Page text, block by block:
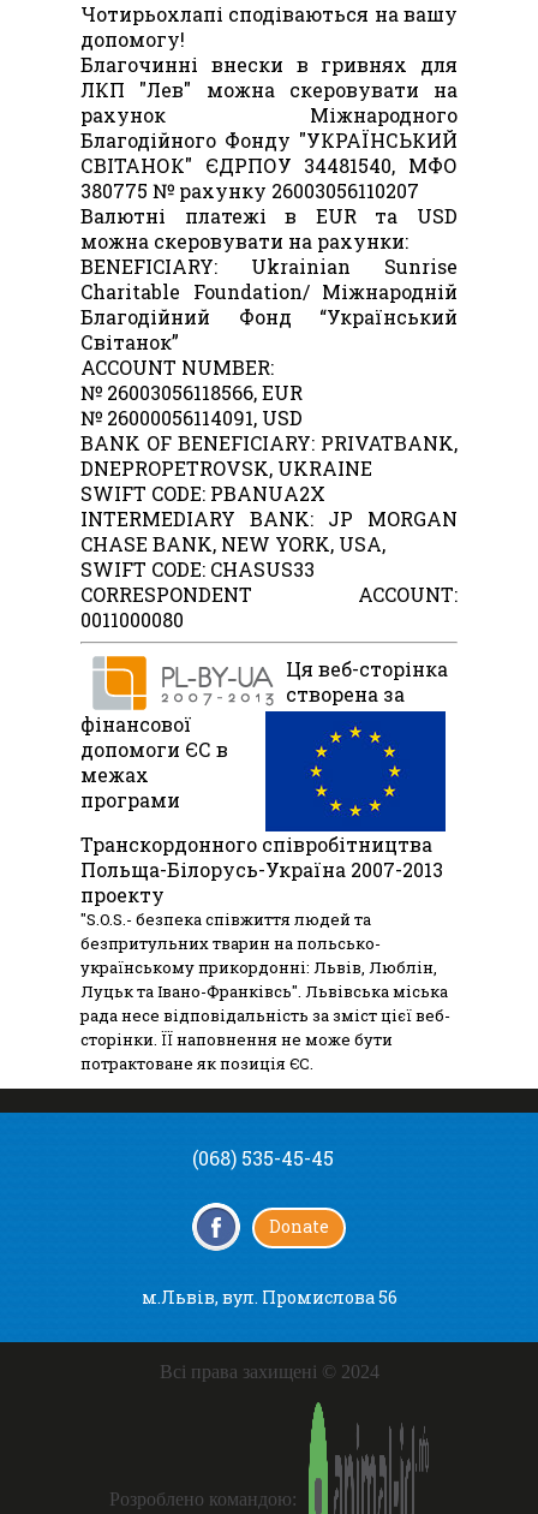
Чотирьохлапі сподіваються на вашу
допомогу!
Благочинні внески в гривнях для
ЛКП "Лев" можна скеровувати на
рахунок Міжнародного
Благодійного Фонду "УКРАЇНСЬКИЙ
СВІТАНОК" ЄДРПОУ 34481540, МФО
380775 № рахунку 26003056110207
Валютні платежі в ЕUR та USD
можна скеровувати на рахунки:
BENEFICIARY: Ukrainian Sunrise
Charitable Foundation/ Міжнародній
Благодійний Фонд “Український
Світанок”
ACCOUNT NUMBER:
№ 26003056118566, ЕUR
№ 26000056114091, USD
BANK OF BENEFICIARY: PRIVATBANK,
DNEPROPETROVSK, UKRAINE
SWIFT CODE: PBANUA2X
INTERMEDIARY BANK: JP MORGAN
CHASE BANK, NEW YORK, USA,
SWIFT CODE: CHASUS33
CORRESPONDENT ACCOUNT:
0011000080
Ця веб-сторінка
створена за
фінансової
допомоги ЄС в
межах
програми
Транскордонного співробітництва
Польща-Білорусь-Україна 2007-2013
проекту
"S.O.S.- безпека співжиття людей та
безпритульних тварин на польсько-
українському прикордонні: Львів, Люблін,
Луцьк та Івано-Франківсь". Львівська міська
рада несе відповідальність за зміст цієї веб-
сторінки. ЇЇ наповнення не може бути
потрактоване як позиція ЄС.
(068) 535-45-45
Donate
м.Львів, вул. Промислова 56
Всі права захищені © 2024
Розроблено командою: